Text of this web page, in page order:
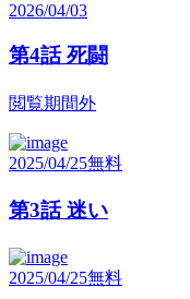
2026/04/03
第4話 死闘
閲覧期間外
2025/04/25無料
第3話 迷い
2025/04/25無料